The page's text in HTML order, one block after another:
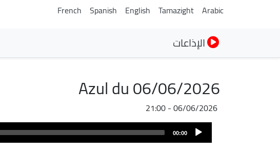
Arabic
Tamazight
English
Spanish
French
الإذاعات
Azul du 06/06/2026
06/06/2026 - 21:00
Audio
Player
00:00